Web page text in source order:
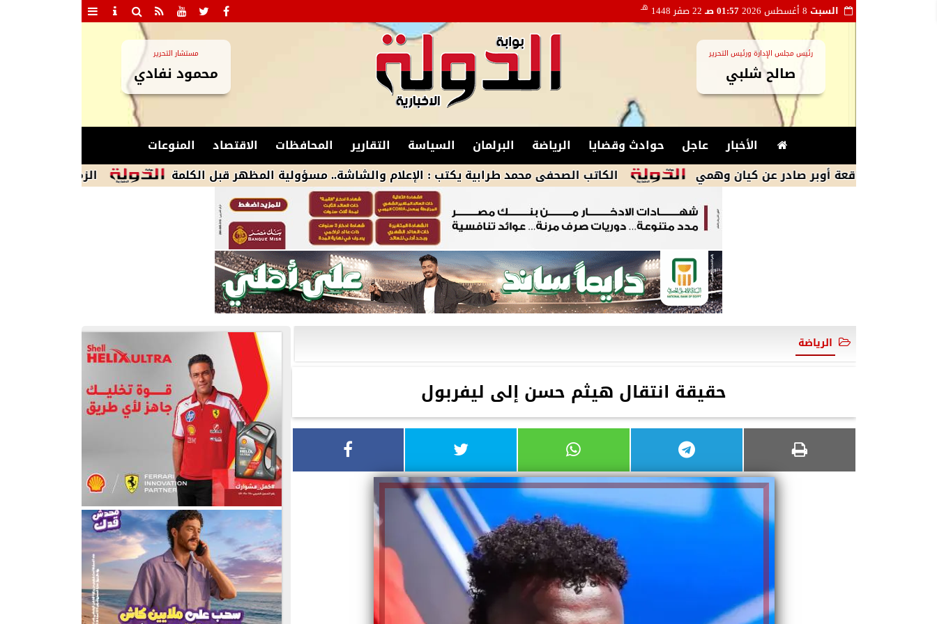
السبت 01:57 صـ 22 صفر 1448 هـ
رئيس مجلس الإدارة ورئيس التحرير
صالح شلبي
مستشار التحرير
محمود نفادي
الأخبار عاجل حوادث وقضايا الرياضة البرلمان السياسة التقارير المحافظات الاقتصاد
المنوعات
الزمالك يكشف أسباب استبعاد 4 لاعبين من الشباب.. عضو مجلس الإدارة يوضح
الكاتب الصحفى محمد طرابية يكتب : الإعلام والشاشة.. مسؤولية المظهر قبل الكلمة واقعة أوبر صادر عن كيان وهمي
الرياضة
حقيقة انتقال هيثم حسن إلى ليفربول